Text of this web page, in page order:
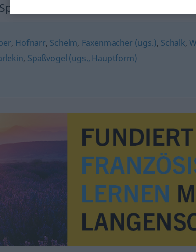
, Hofnarr, Schelm, Faxenmacher (ugs.), Schalk,
, Spaßvogel (ugs., Hauptform)